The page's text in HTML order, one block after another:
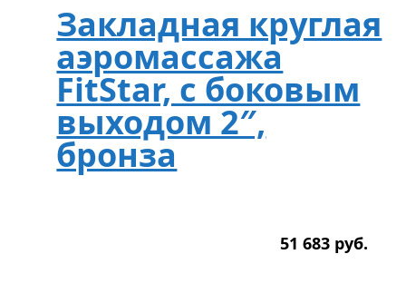
Закладная круглая
аэромассажа
FitStar, с боковым
выходом 2″,
бронза
51 683 руб.